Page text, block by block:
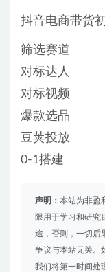
抖音电商带货
筛选赛道
对标达人
对标视频
爆款选品
豆荚投放
0-1搭建
声明： 本站为非盈
限用于学习和研究
途，否则，一切后
争议与本站无关。
我们将第一时间处